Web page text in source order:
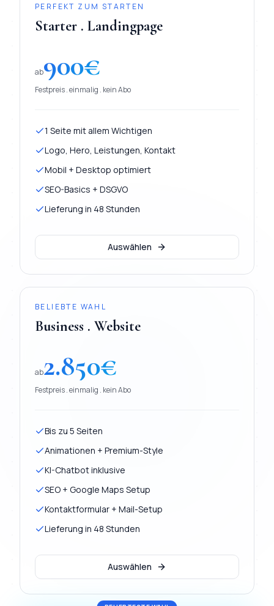
PERFEKT ZUM STARTEN
Starter . Landingpage
ab900€
Festpreis . einmalig . kein Abo
1 Seite mit allem Wichtigen
Logo, Hero, Leistungen, Kontakt
Mobil + Desktop optimiert
SEO-Basics + DSGVO
Lieferung in 48 Stunden
Auswählen
BELIEBTE WAHL
Business . Website
ab2.850€
Festpreis . einmalig . kein Abo
Bis zu 5 Seiten
Animationen + Premium-Style
KI-Chatbot inklusive
SEO + Google Maps Setup
Kontaktformular + Mail-Setup
Lieferung in 48 Stunden
Auswählen